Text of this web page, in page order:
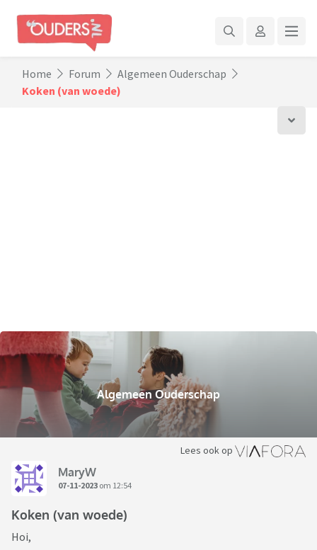
Home Forum
Algemeen Ouderschap
Koken (van woede)
Algemeen Ouderschap
Lees ook op
MaryW
07-11-2023 om 12:54
Koken (van woede)
Hoi,